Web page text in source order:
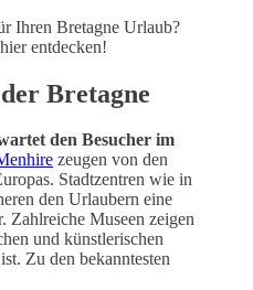
Ihren Bretagne Urlaub?
entdecken!
Bretagne
den Besucher im
zeugen von den
Stadtzentren wie in
den Urlaubern eine
Zahlreiche Museen zeigen
und künstlerischen
Zu den bekanntesten